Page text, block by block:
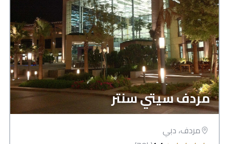
مردف سيتي سنتر
مردف، دبي